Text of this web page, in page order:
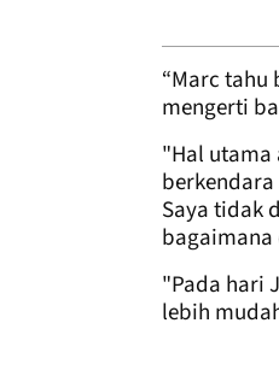
“Marc
mengerti
"Hal utama
Saya tidak
"Pada hari
lebih